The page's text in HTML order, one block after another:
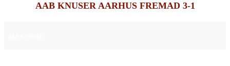
AAB KNUSER AARHUS FREMAD 3-1